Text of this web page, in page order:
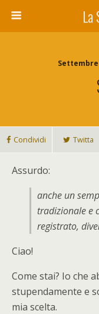
Settembre
Condividi Twitta
Assurdo:
anche un
tradizionale e
registrato,
Ciao!
Come stai? Io che
stupendamente e
mia scelta.